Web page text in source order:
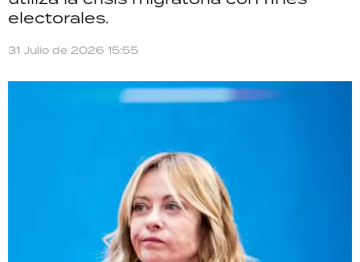
electorales.
31 Julio de 2026 15:55